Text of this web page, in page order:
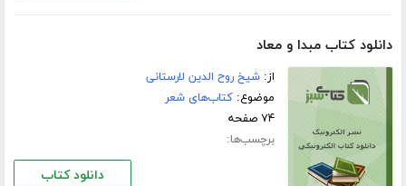
دانلود کتاب مبدا و معاد
از:شیخ روح الدین لارستانی
موضوع:کتاب‌های شعر
۷۴ صفحه
برچسب‌ها:
دانلود کتاب